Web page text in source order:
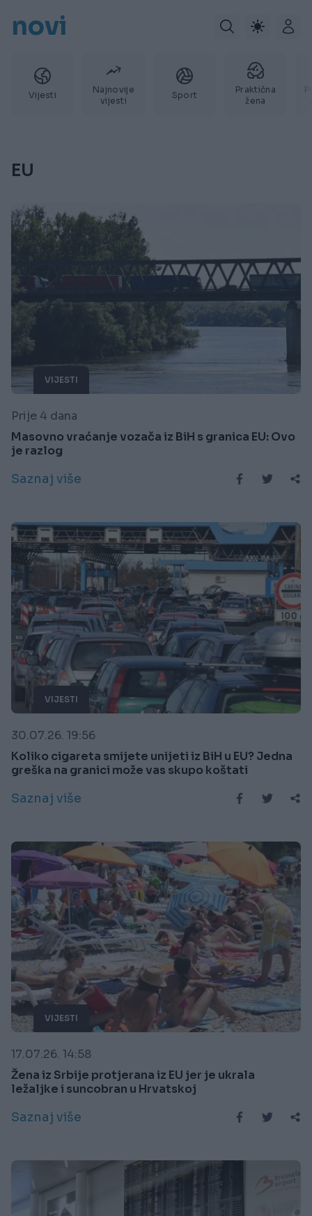
novi
Vijesti
Najnovije
vijesti
Sport
Praktična
žena
EU
VIJESTI
Prije 4 dana
Masovno vraćanje vozača iz BiH s granica EU: Ovo
je razlog
Saznaj više
VIJESTI
30.07.26. 19:56
Koliko cigareta smijete unijeti iz BiH u EU? Jedna
greška na granici može vas skupo koštati
Saznaj više
VIJESTI
17.07.26. 14:58
Žena iz Srbije protjerana iz EU jer je ukrala
ležaljke i suncobran u Hrvatskoj
Saznaj više